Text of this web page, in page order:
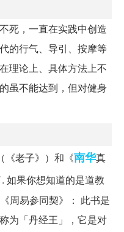
死，一直在实践中创造
的行气、导引、按摩等
理论上、具体方法上不
虽不能达到，但对健身
《老子》）和《南华真
如果你想知道的是道教
周易参同契》： 此书是
为「丹经王」，它是对